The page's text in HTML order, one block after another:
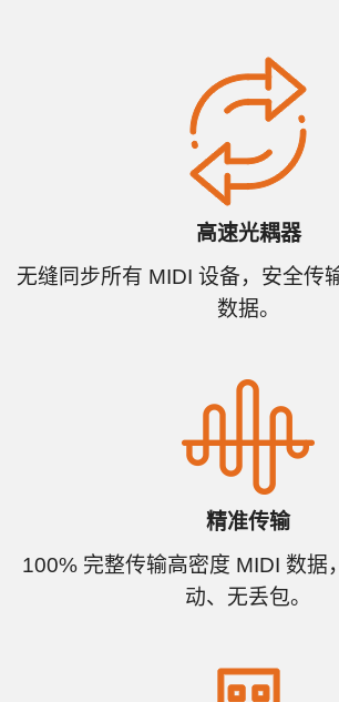
高速光耦器
无缝同步所有 MIDI 设备，安全传
数据。
精准传输
100% 完整传输高密度 MIDI 数据
动、无丢包。